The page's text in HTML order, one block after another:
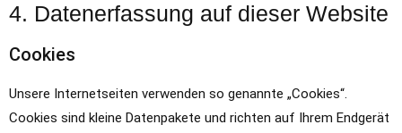
4. Datenerfassung auf dieser Website
Cookies
Unsere Internetseiten verwenden so genannte „Cookies“.
Cookies sind kleine Datenpakete und richten auf Ihrem Endgerät